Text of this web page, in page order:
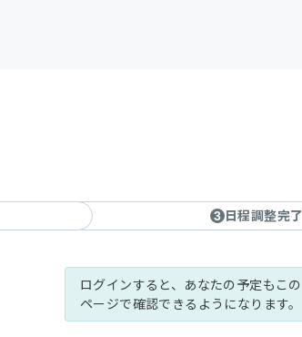
3 日程調整完了
ログインすると、あなたの予定もこの
ページで確認できるようになります。